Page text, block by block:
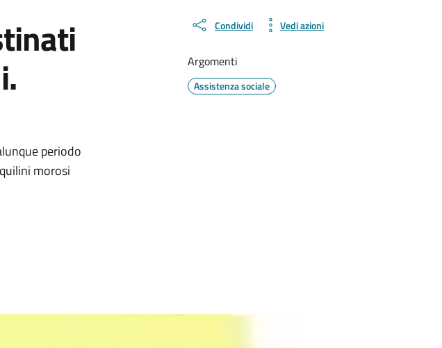
periodo
morosi
Condividi Vedi azioni
Argomenti
Assistenza sociale